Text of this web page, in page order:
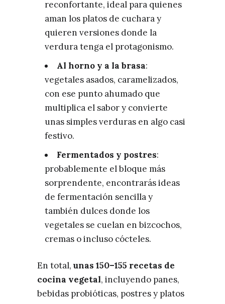
reconfortante, ideal para quienes
aman los platos de cuchara y
quieren versiones donde la
verdura tenga el protagonismo.
Al horno y a la brasa:
vegetales asados, caramelizados,
con ese punto ahumado que
multiplica el sabor y convierte
unas simples verduras en algo casi
festivo.
Fermentados y postres:
probablemente el bloque más
sorprendente, encontrarás ideas
de fermentación sencilla y
también dulces donde los
vegetales se cuelan en bizcochos,
cremas o incluso cócteles.
En total,unas 150–155 recetas de
cocina vegetal, incluyendo panes,
bebidas probióticas, postres y platos